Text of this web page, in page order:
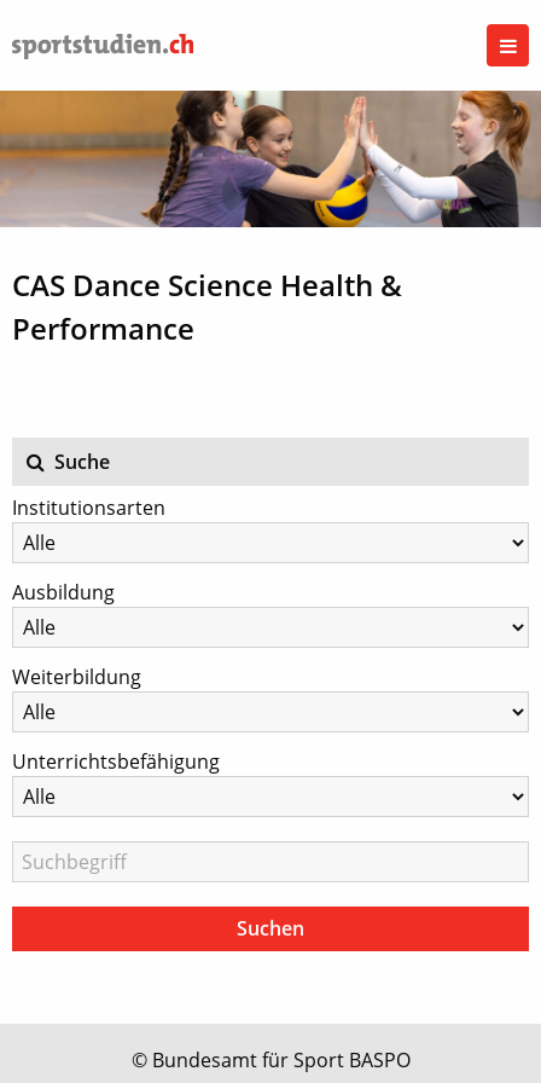
CAS Dance Science Health &
Performance
Suche
Institutionsarten
Ausbildung
Weiterbildung
Unterrichtsbefähigung
© Bundesamt für Sport BASPO